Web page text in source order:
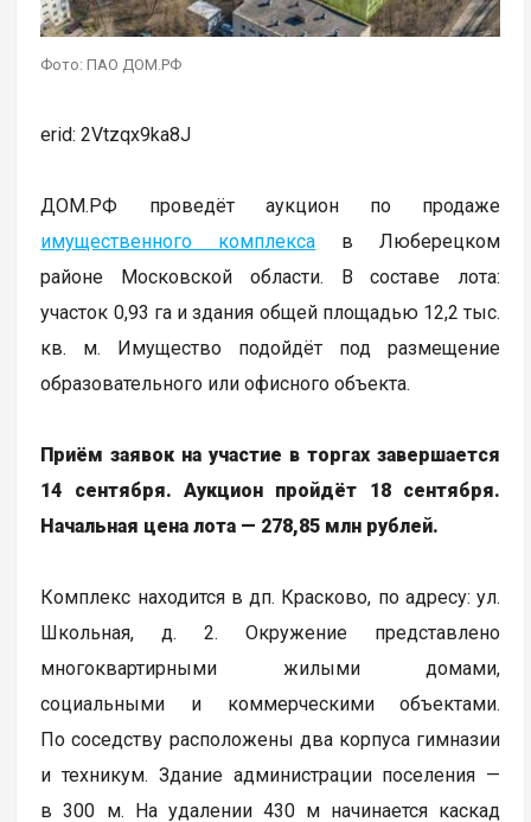
Фото: ПАО ДОМ.РФ
erid: 2Vtzqx9ka8J
ДОМ.РФ проведёт аукцион по продаже
имущественного комплекса в Люберецком
районе Московской области. В составе лота:
участок 0,93 га и здания общей площадью 12,2 тыс.
кв. м. Имущество подойдёт под размещение
образовательного или офисного объекта.
Приём заявок на участие в торгах завершается
14 сентября. Аукцион пройдёт 18 сентября.
Начальная цена лота — 278,85 млн рублей.
Комплекс находится в дп. Красково, по адресу: ул.
Школьная, д. 2. Окружение представлено
многоквартирными жилыми домами,
социальными и коммерческими объектами.
По соседству расположены два корпуса гимназии
и техникум. Здание администрации поселения —
в 300 м. На удалении 430 м начинается каскад